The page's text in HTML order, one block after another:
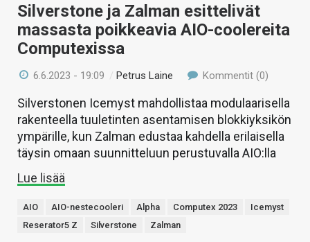
Silverstone ja Zalman esittelivät
massasta poikkeavia AIO-coolereita
Computexissa
6.6.2023 - 19:09 /Petrus Laine Kommentit (0)
Silverstonen Icemyst mahdollistaa modulaarisella
rakenteella tuuletinten asentamisen blokkiyksikön
ympärille, kun Zalman edustaa kahdella erilaisella
täysin omaan suunnitteluun perustuvalla AIO:lla
Lue lisää
AIO AIO-nestecooleri Alpha Computex 2023
Icemyst
Reserator5 Z
Silverstone Zalman